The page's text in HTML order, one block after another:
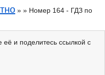
» » Номер 164 - ГДЗ по
её и поделитесь ссылкой с